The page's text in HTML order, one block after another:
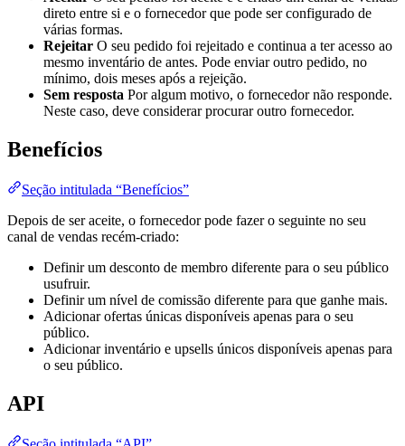
direto entre si e o fornecedor que pode ser configurado de
várias formas.
Rejeitar O seu pedido foi rejeitado e continua a ter acesso ao
mesmo inventário de antes. Pode enviar outro pedido, no
mínimo, dois meses após a rejeição.
Sem resposta Por algum motivo, o fornecedor não responde.
Neste caso, deve considerar procurar outro fornecedor.
Benefícios
Seção intitulada “Benefícios”
Depois de ser aceite, o fornecedor pode fazer o seguinte no seu
canal de vendas recém-criado:
Definir um desconto de membro diferente para o seu público
usufruir.
Definir um nível de comissão diferente para que ganhe mais.
Adicionar ofertas únicas disponíveis apenas para o seu
público.
Adicionar inventário e upsells únicos disponíveis apenas para
o seu público.
API